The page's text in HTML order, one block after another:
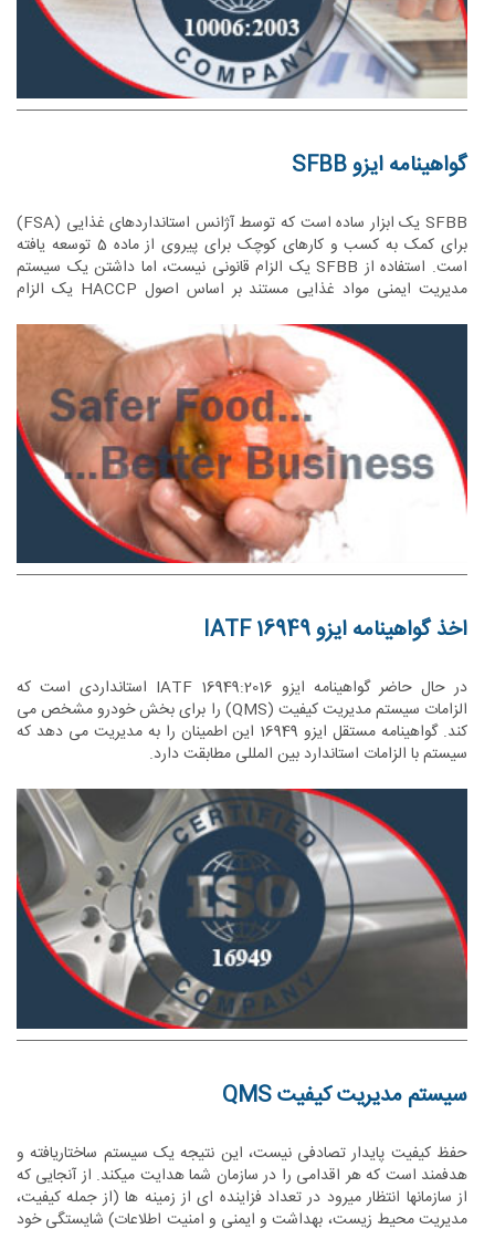
گواهینامه ایزو SFBB
SFBB یک ابزار ساده است که توسط آژانس استانداردهای غذایی (FSA)
برای کمک به کسب و کارهای کوچک برای پیروی از ماده 5 توسعه یافته
است. استفاده از SFBB یک الزام قانونی نیست، اما داشتن یک سیستم
مدیریت ایمنی مواد غذایی مستند بر اساس اصول HACCP یک الزام
اخذ گواهینامه ایزو 16949 IATF
در حال حاضر گواهینامه ایزو IATF 16949:2016 استانداردی است که
الزامات سیستم مدیریت کیفیت (QMS) را برای بخش خودرو مشخص می
کند. گواهینامه مستقل ایزو 16949 این اطمینان را به مدیریت می دهد که
سیستم با الزامات استاندارد بین المللی مطابقت دارد.
سیستم مدیریت کیفیت QMS
حفظ کیفیت پایدار تصادفی نیست، این نتیجه یک سیستم ساختاریافته و
هدفمند است که هر اقدامی را در سازمان شما هدایت میکند. از آنجایی که
از سازمانها انتظار میرود در تعداد فزاینده ای از زمینه ها (از جمله کیفیت،
مدیریت محیط زیست، بهداشت و ایمنی و امنیت اطلاعات) شایستگی خود